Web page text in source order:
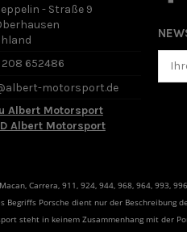
- Straße 9
652486
motorsport.de
Albert Motorsport
Albert Motorsport
Carrera, 911, 924, 944, 968, 964, 993,
Begriffs Porsche dient nur der
steht in keinem Zusammenhang mit der